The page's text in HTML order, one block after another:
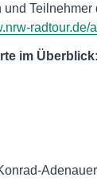
radtour.de/
im Überblick: